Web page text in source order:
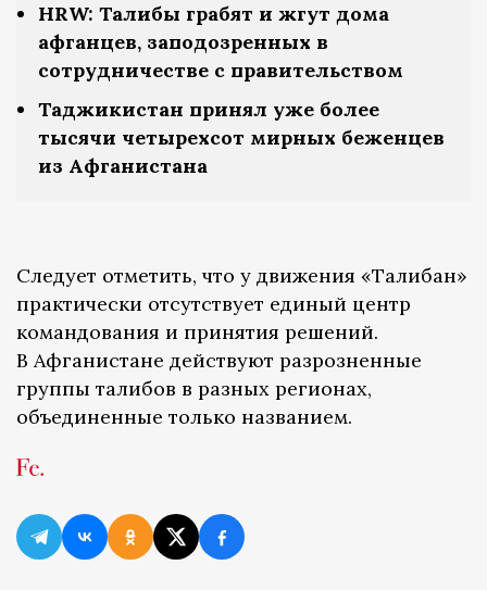
HRW: Талибы грабят и жгут дома
афганцев, заподозренных в
сотрудничестве с правительством
Таджикистан принял уже более
тысячи четырехсот мирных беженцев
из Афганистана
Следует отметить, что у движения «Талибан»
практически отсутствует единый центр
командования и принятия решений.
В Афганистане действуют разрозненные
группы талибов в разных регионах,
объединенные только названием.